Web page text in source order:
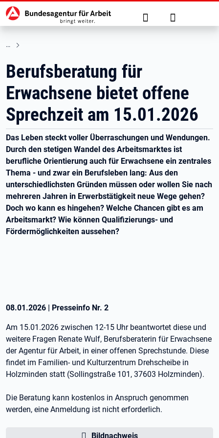
zu den Hauptinhalten springen
Hauptnavigation Suche Anmelden
Berufsberatung für
Erwachsene bietet offene
Sprechzeit am 15.01.2026
Das Leben steckt voller Überraschungen und Wendungen.
Durch den stetigen Wandel des Arbeitsmarktes ist
berufliche Orientierung auch für Erwachsene ein zentrales
Thema - und zwar ein Berufsleben lang: Aus den
unterschiedlichsten Gründen müssen oder wollen Sie nach
mehreren Jahren in Erwerbstätigkeit neue Wege gehen?
Doch wo kann es hingehen? Welche Chancen gibt es am
Arbeitsmarkt? Wie können Qualifizierungs- und
Fördermöglichkeiten aussehen?
08.01.2026 | Presseinfo Nr. 2
Am 15.01.2026 zwischen 12-15 Uhr beantwortet diese und
weitere Fragen Renate Wulf, Berufsberaterin für Erwachsene
der Agentur für Arbeit, in einer offenen Sprechstunde. Diese
findet im Familien- und Kulturzentrum Drehscheibe in
Holzminden statt (Sollingstraße 101, 37603 Holzminden).
Die Beratung kann kostenlos in Anspruch genommen
werden, eine Anmeldung ist nicht erforderlich.
Bildnachweis